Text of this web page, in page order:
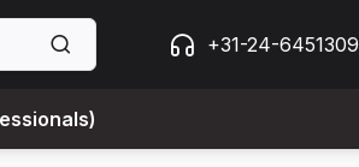
+31-24-6451309